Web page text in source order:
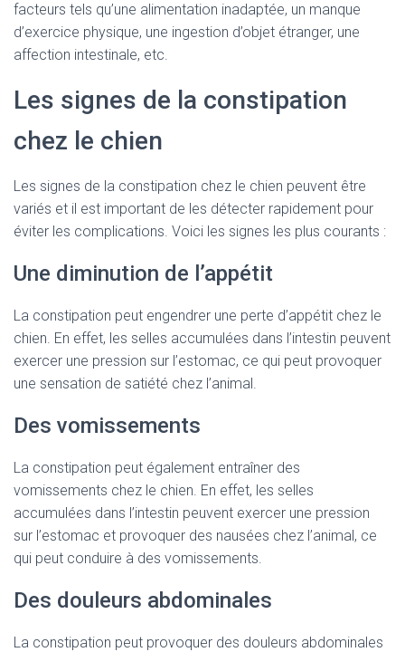
facteurs tels qu’une alimentation inadaptée, un manque
d’exercice physique, une ingestion d’objet étranger, une
affection intestinale, etc.
Les signes de la constipation
chez le chien
Les signes de la constipation chez le chien peuvent être
variés et il est important de les détecter rapidement pour
éviter les complications. Voici les signes les plus courants :
Une diminution de l’appétit
La constipation peut engendrer une perte d’appétit chez le
chien. En effet, les selles accumulées dans l’intestin peuvent
exercer une pression sur l’estomac, ce qui peut provoquer
une sensation de satiété chez l’animal.
Des vomissements
La constipation peut également entraîner des
vomissements chez le chien. En effet, les selles
accumulées dans l’intestin peuvent exercer une pression
sur l’estomac et provoquer des nausées chez l’animal, ce
qui peut conduire à des vomissements.
Des douleurs abdominales
La constipation peut provoquer des douleurs abdominales